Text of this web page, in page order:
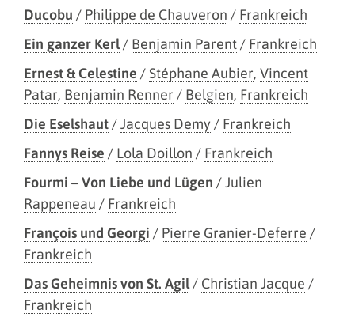
Ducobu / Philippe de Chauveron / Frankreich
Ein ganzer Kerl/ Benjamin Parent/ Frankreich
Ernest & Celestine /Stéphane Aubier, Vincent
Patar, Benjamin Renner / Belgien, Frankreich
Die Eselshaut/Jacques Demy / Frankreich
Fannys Reise / Lola Doillon / Frankreich
Fourmi – Von Liebe und Lügen /Julien
Rappeneau / Frankreich
François und Georgi / Pierre Granier-Deferre /
Frankreich
Das Geheimnis von St. Agil/ Christian Jacque /
Frankreich